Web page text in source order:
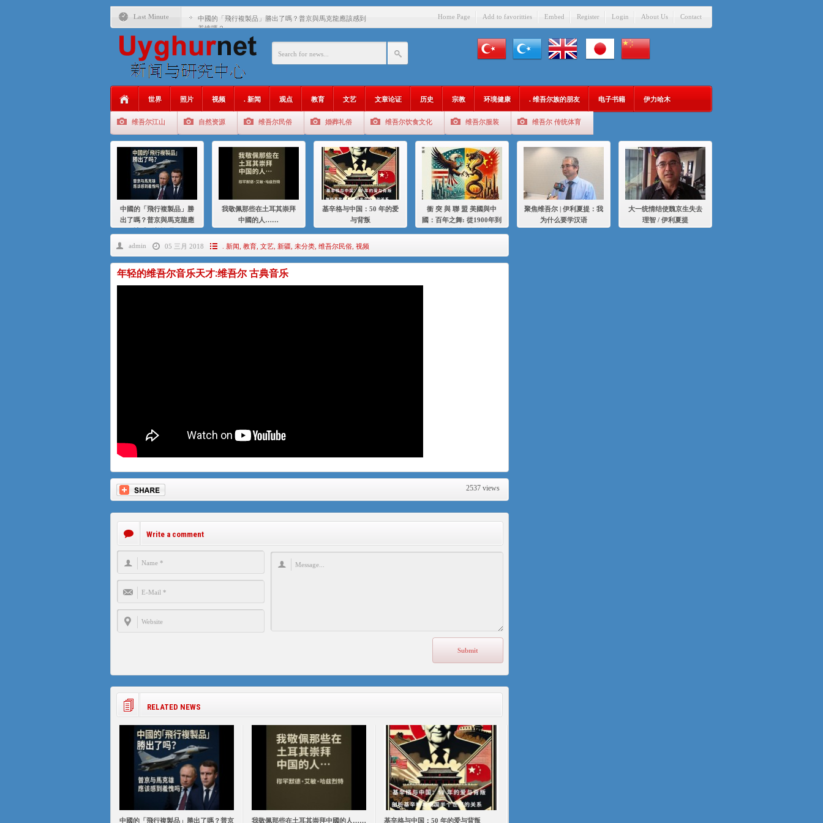
Last Minute 中國的「飛行複製品」勝出了嗎？普京與馬克龍應該感到
羞愧嗎？
我敬佩那些在土耳其崇拜中國的人……
聚焦维吾尔 | 伊利夏提：我为什么要学汉语
大一统情结使魏京生失去理智 / 伊利夏提
伊利夏提：在自责与内疚中的挣扎
伊利夏提：消失在集中营的红衣女孩
伊利夏提：满目苍夷2020，难见彼岸2021
Home Page Add to favoritties Embed Register Login About Us Contact
世界 照片 视频 . 新闻 观点 教育 文艺 文章论证 历史 宗教 环境健康 . 维吾尔族的朋友 电子书籍 伊力哈木
维吾尔江山 自然资源 维吾尔民俗 婚葬礼俗 维吾尔饮食文化 维吾尔服装 维吾尔 传统体育
中國的「飛行複製品」勝
出了嗎？普京與馬克龍應
我敬佩那些在土耳其崇拜
中國的人……
基辛格与中国：50 年的爱
与背叛
衝 突 與 聯 盟 美國與中
國：百年之舞: 從1900年到
聚焦维吾尔 | 伊利夏提：我
为什么要学汉语
大一统情结使魏京生失去
理智 / 伊利夏提
admin 05 三月 2018 . 新闻 教育, 文艺, 新疆, 未分类, 维吾尔民俗, 视频
年轻的维吾尔音乐天才:维吾尔 古典音乐
2537 views
Write a comment
RELATED NEWS
中國的「飛行複製品」勝出了嗎？普京 我敬佩那些在土耳其崇拜中國的人…… 基辛格与中国：50 年的爱与背叛